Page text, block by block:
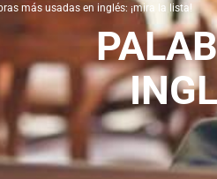
más usadas en inglés: ¡mira la lista!